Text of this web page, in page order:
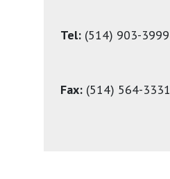
Tel: (514) 903-3999
Fax: (514) 564-3331